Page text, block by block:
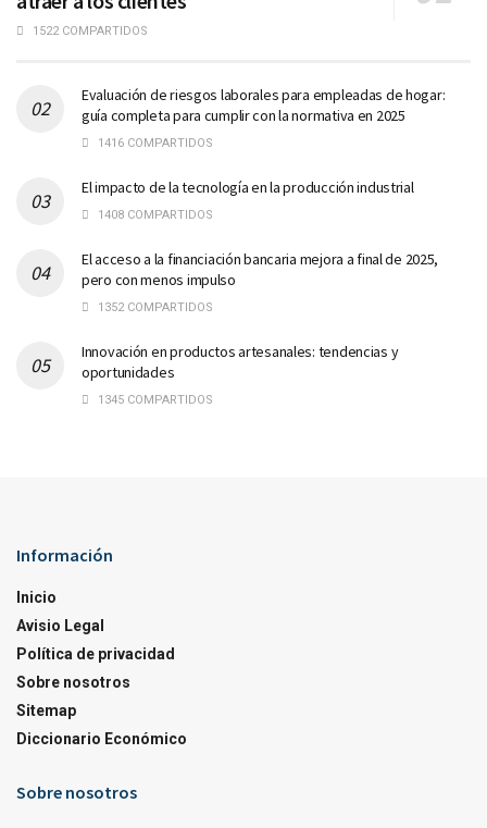
1522 COMPARTIDOS
Evaluación de riesgos laborales para empleadas de hogar:
guía completa para cumplir con la normativa en 2025
1416 COMPARTIDOS
El impacto de la tecnología en la producción industrial
1408 COMPARTIDOS
El acceso a la financiación bancaria mejora a final de 2025,
pero con menos impulso
1352 COMPARTIDOS
Innovación en productos artesanales: tendencias y
oportunidades
1345 COMPARTIDOS
Información
Inicio
Avisio Legal
Política de privacidad
Sobre nosotros
Sitemap
Diccionario Económico
Sobre nosotros